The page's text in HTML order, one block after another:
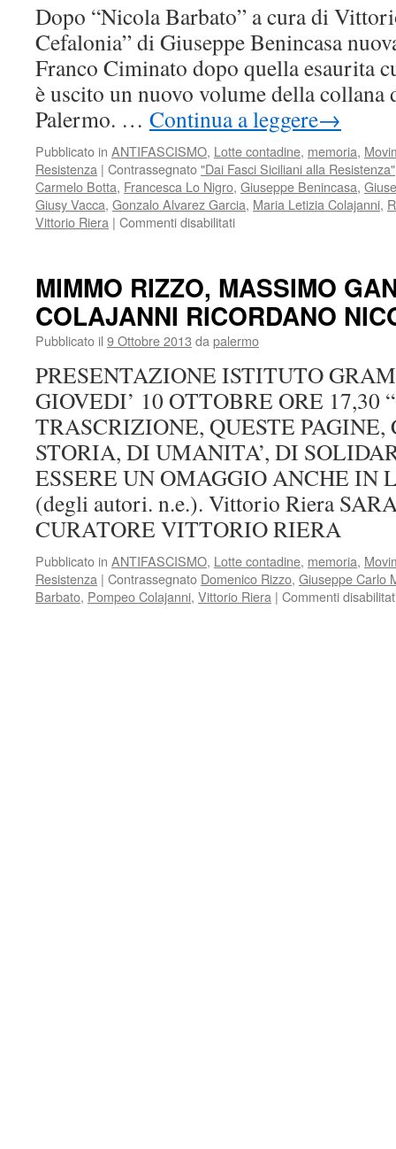
Dopo “Nicola Barbato” a cura di
Cefalonia” di Giuseppe Benincasa
Franco Ciminato dopo quella esaurita
è uscito un nuovo volume della collana
Palermo. … Continua a leggere→
Pubblicato in ANTIFASCISMO, Lotte contadine, memoria,
Resistenza | Contrassegnato"Dai Fasci Siciliani alla Resistenza"
Carmelo Botta, Francesca Lo Nigro, Giuseppe Benincasa,
Giusy Vacca, Gonzalo Alvarez Garcia, Maria Letizia Colajanni,
Vittorio Riera | Commenti disabilitatisu
PALERMO
MIMMO RIZZO, MASSIMO
COLAJANNI RICORDANO
Pubblicato il 9 Ottobre 2013 da palermo
PRESENTAZIONE ISTITUTO
GIOVEDI’ 10 OTTOBRE ORE 17,30
TRASCRIZIONE, QUESTE PAGINE,
STORIA, DI UMANITA’, DI
ESSERE UN OMAGGIO ANCHE IN
(degli autori. n.e.). Vittorio Riera
CURATORE VITTORIO RIERA
Pubblicato in ANTIFASCISMO, Lotte contadine, memoria,
Resistenza | Contrassegnato Domenico Rizzo, Giuseppe Carlo
Barbato, Pompeo Colajanni, Vittorio Riera | Commenti